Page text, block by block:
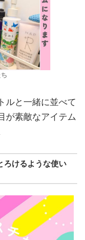
ルと一緒に並べて
が素敵なアイテム
ろけるような使い